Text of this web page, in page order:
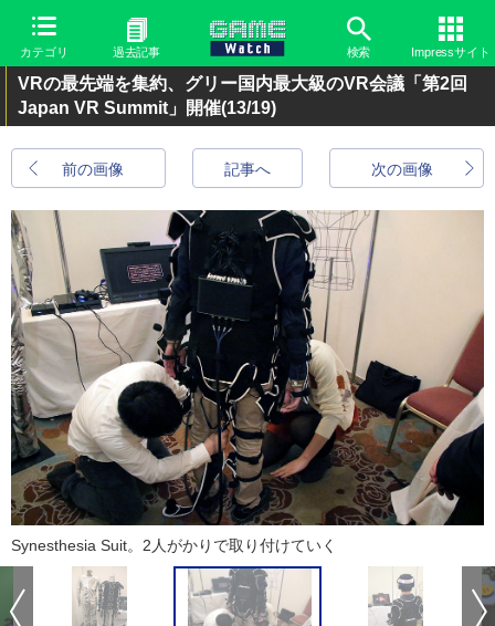
カテゴリ 過去記事 検索 Impressサイト
VRの最先端を集約、グリー国内最大級のVR会議「第2回
Japan VR Summit」開催(13/19)
前の画像 次の画像
記事へ
Synesthesia Suit。2人がかりで取り付けていく